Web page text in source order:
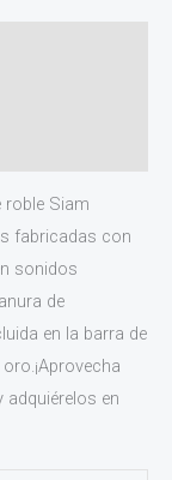
Siam
fabricadas con
sonidos
de
en la barra de
en